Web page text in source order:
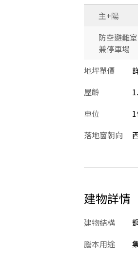
主+陽
防空避難室
兼停車場
地坪單價
屋齡
車位
落地窗朝向
建物詳情
建物結構
謄本用途